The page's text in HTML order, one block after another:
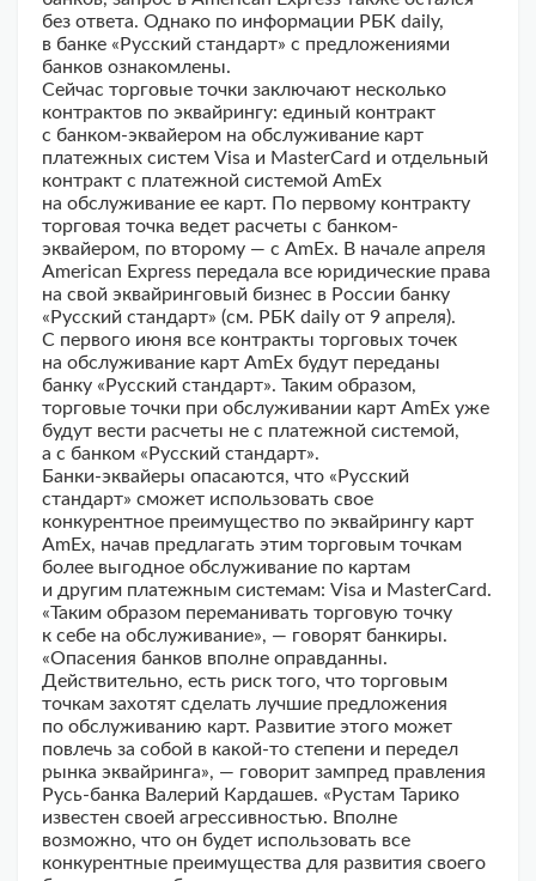
без ответа. Однако по информации РБК daily,
в банке «Русский стандарт» с предложениями
банков ознакомлены.
Сейчас торговые точки заключают несколько
контрактов по эквайрингу: единый контракт
с банком-эквайером на обслуживание карт
платежных систем Visa и MasterCard и отдельный
контракт с платежной системой AmEx
на обслуживание ее карт. По первому контракту
торговая точка ведет расчеты с банком-
эквайером, по второму — с AmEx. В начале апреля
American Express передала все юридические права
на свой эквайринговый бизнес в России банку
«Русский стандарт» (см. РБК daily от 9 апреля).
С первого июня все контракты торговых точек
на обслуживание карт AmEx будут переданы
банку «Русский стандарт». Таким образом,
торговые точки при обслуживании карт AmEx уже
будут вести расчеты не с платежной системой,
а с банком «Русский стандарт».
Банки-эквайеры опасаются, что «Русский
стандарт» сможет использовать свое
конкурентное преимущество по эквайрингу карт
AmEx, начав предлагать этим торговым точкам
более выгодное обслуживание по картам
и другим платежным системам: Visa и MasterCard.
«Таким образом переманивать торговую точку
к себе на обслуживание», — говорят банкиры.
«Опасения банков вполне оправданны.
Действительно, есть риск того, что торговым
точкам захотят сделать лучшие предложения
по обслуживанию карт. Развитие этого может
повлечь за собой в какой-то степени и передел
рынка эквайринга», — говорит зампред правления
Русь-банка Валерий Кардашев. «Рустам Тарико
известен своей агрессивностью. Вполне
возможно, что он будет использовать все
конкурентные преимущества для развития своего